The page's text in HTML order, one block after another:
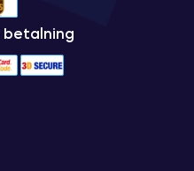
betalning